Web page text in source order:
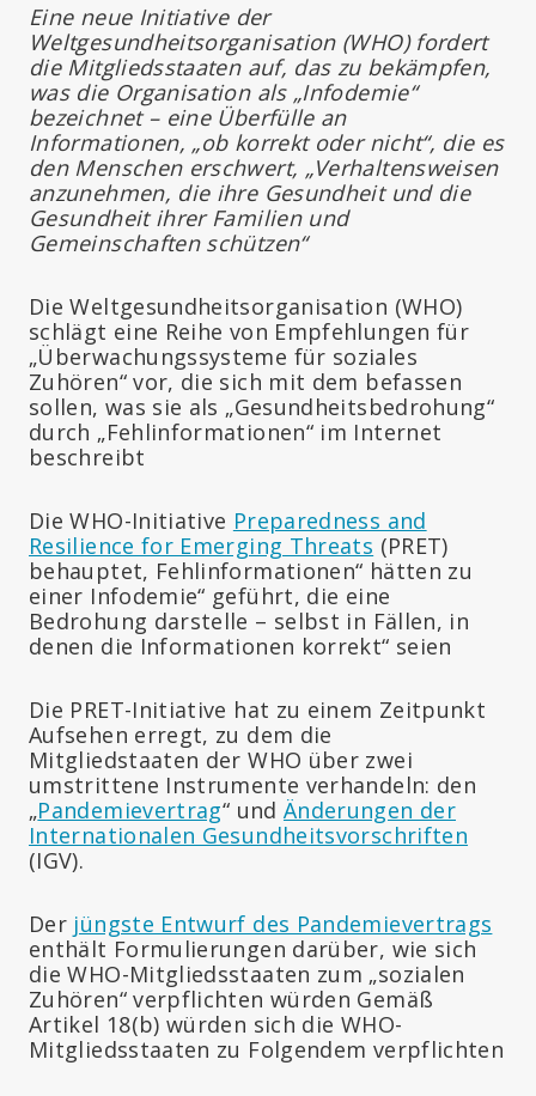
Eine neue Initiative der
Weltgesundheitsorganisation (WHO) fordert
die Mitgliedsstaaten auf, das zu bekämpfen,
was die Organisation als „Infodemie“
bezeichnet – eine Überfülle an
Informationen, „ob korrekt oder nicht“, die es
den Menschen erschwert, „Verhaltensweisen
anzunehmen, die ihre Gesundheit und die
Gesundheit ihrer Familien und
Gemeinschaften schützen“
Die Weltgesundheitsorganisation (WHO)
schlägt eine Reihe von Empfehlungen für
„Überwachungssysteme für soziales
Zuhören“ vor, die sich mit dem befassen
sollen, was sie als „Gesundheitsbedrohung“
durch „Fehlinformationen“ im Internet
beschreibt
Die WHO-Initiative Preparedness and
Resilience for Emerging Threats (PRET)
behauptet, Fehlinformationen“ hätten zu
einer Infodemie“ geführt, die eine
Bedrohung darstelle – selbst in Fällen, in
denen die Informationen korrekt“ seien
Die PRET-Initiative hat zu einem Zeitpunkt
Aufsehen erregt, zu dem die
Mitgliedstaaten der WHO über zwei
umstrittene Instrumente verhandeln: den
„Pandemievertrag“ und Änderungen der
Internationalen Gesundheitsvorschriften
(IGV).
Der jüngste Entwurf des Pandemievertrags
enthält Formulierungen darüber, wie sich
die WHO-Mitgliedsstaaten zum „sozialen
Zuhören“ verpflichten würden Gemäß
Artikel 18(b) würden sich die WHO-
Mitgliedsstaaten zu Folgendem verpflichten